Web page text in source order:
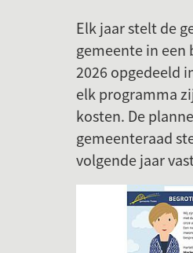
Elk jaar stelt de
gemeente in een
2026 opgedeeld
elk programma
kosten. De
gemeenteraad
volgende jaar